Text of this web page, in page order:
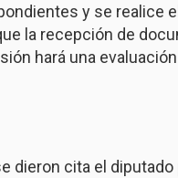
y se realice
la recepción de
hará una
dieron cita el diputado